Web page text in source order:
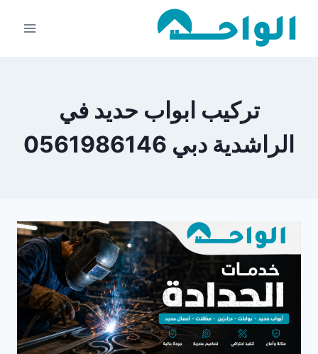
تركيب ابواب حديد في
الراشدية دبي 0561986146